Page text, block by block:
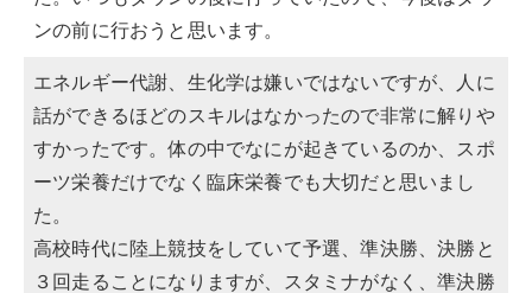
ンの前に行おうと思います。
エネルギー代謝、生化学は嫌いではないですが、人に
話ができるほどのスキルはなかったので非常に解りや
すかったです。体の中でなにが起きているのか、スポ
ーツ栄養だけでなく臨床栄養でも大切だと思いまし
た。
高校時代に陸上競技をしていて予選、準決勝、決勝と
３回走ることになりますが、スタミナがなく、準決勝